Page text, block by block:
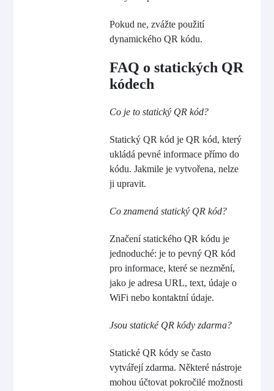
Pokud ne, zvážte použití
dynamického QR kódu.
FAQ o statických QR
kódech
Co je to statický QR kód?
Statický QR kód je QR kód, který
ukládá pevné informace přímo do
kódu. Jakmile je vytvořena, nelze
ji upravit.
Co znamená statický QR kód?
Značení statického QR kódu je
jednoduché: je to pevný QR kód
pro informace, které se nezmění,
jako je adresa URL, text, údaje o
WiFi nebo kontaktní údaje.
Jsou statické QR kódy zdarma?
Statické QR kódy se často
vytvářejí zdarma. Některé nástroje
mohou účtovat pokročilé možnosti